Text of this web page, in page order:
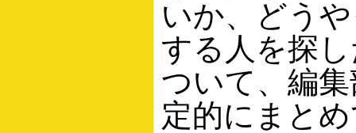
いか、どう
する人を探
ついて、編
定的にまと